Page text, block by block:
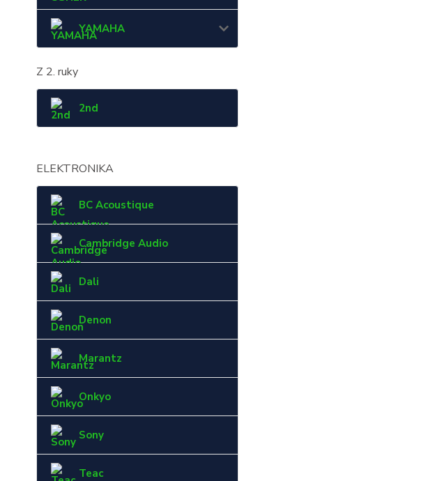
YAMAHA
Z 2. ruky
2nd
ELEKTRONIKA
BC Acoustique
Cambridge Audio
Dali
Denon
Marantz
Onkyo
Sony
Teac